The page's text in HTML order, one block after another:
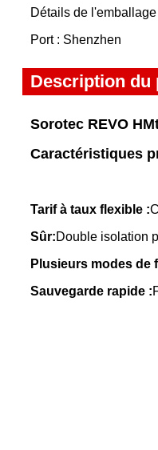
Détails de
Port : Shenzhen
Description du
Sorotec REVO
Caractéristiques
Tarif à taux flexible :
Sûr:Double isolation
Plusieurs modes de
Sauvegarde rapide :